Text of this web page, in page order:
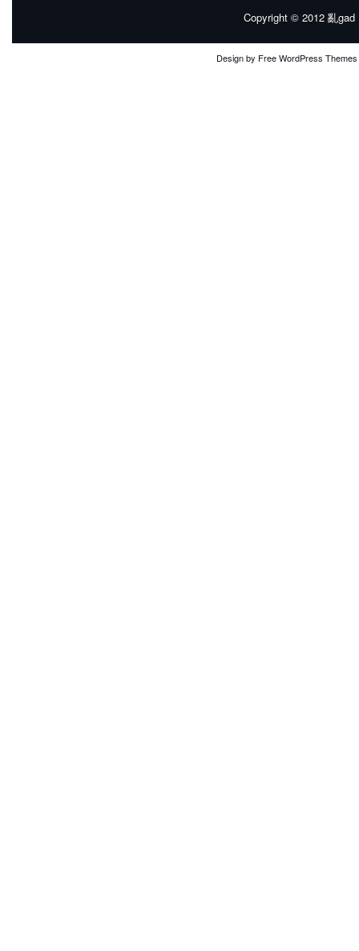
Copyright © 2012 亂gad
Design by Free WordPress Themes